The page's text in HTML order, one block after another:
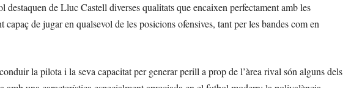
de Lluc Castell diverses qualitats que encaixen perfectament amb les
de jugar en qualsevol de les posicions ofensives, tant per les bandes com en
la pilota i la seva capacitat per generar perill a prop de l’àrea rival són alguns dels